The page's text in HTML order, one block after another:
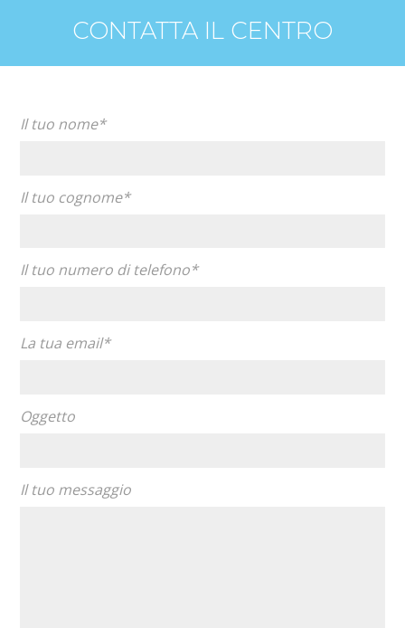
CONTATTA IL CENTRO
Il tuo nome*
Il tuo cognome*
Il tuo numero di telefono*
La tua email*
Oggetto
Il tuo messaggio